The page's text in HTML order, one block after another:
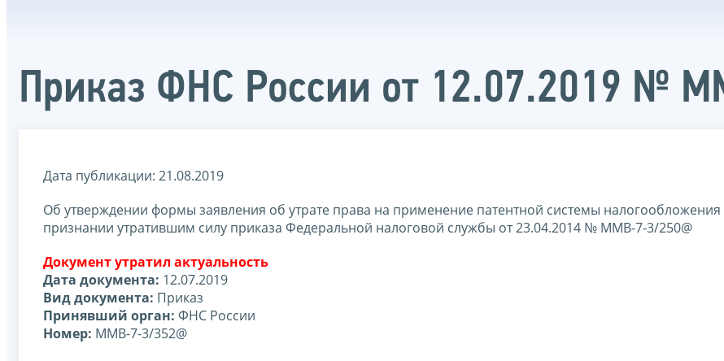
Приказ ФНС России от 12.07.2019 №
Дата публикации: 21.08.2019
Об утверждении формы заявления об утрате права на применение патентной системы налогообложения
признании утратившим силу приказа Федеральной налоговой службы от 23.04.2014 № ММВ-7-3/250@
Документ утратил актуальность
Дата документа: 12.07.2019
Вид документа: Приказ
Принявший орган: ФНС России
Номер: ММВ-7-3/352@